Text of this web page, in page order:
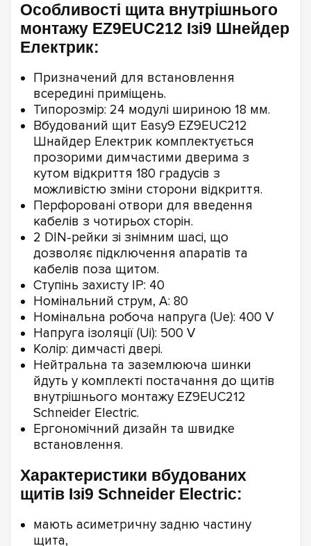
Особливості щита внутрішнього
монтажу EZ9EUC212 Ізі9 Шнейдер
Електрик:
Призначений для встановлення
всередині приміщень.
Типорозмір: 24 модулі шириною 18 мм.
Вбудований щит Easy9 EZ9EUC212
Шнайдер Електрик комплектується
прозорими димчастими дверима з
кутом відкриття 180 градусів з
можливістю зміни сторони відкриття.
Перфоровані отвори для введення
кабелів з чотирьох сторін.
2 DIN-рейки зі знімним шасі, що
дозволяє підключення апаратів та
кабелів поза щитом.
Ступінь захисту IP: 40
Номінальний струм, А: 80
Номінальна робоча напруга (Ue): 400 V
Напруга ізоляції (Ui): 500 V
Колір: димчасті двері.
Нейтральна та заземлююча шинки
йдуть у комплекті постачання до щитів
внутрішнього монтажу EZ9EUC212
Schneider Electric.
Ергономічний дизайн та швидке
встановлення.
Характеристики вбудованих
щитів Ізі9 Schneider Electric:
мають асиметричну задню частину
щита,